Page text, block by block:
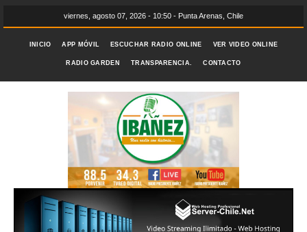
viernes, agosto 07, 2026 - 10:50 - Punta Arenas, Chile
INICIO APP MÓVIL ESCUCHAR RADIO ONLINE VER VIDEO ONLINE
RADIO GARDEN TRANSPARENCIA. CONTACTO